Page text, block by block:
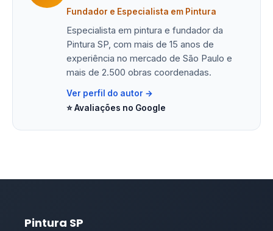
Fundador e Especialista em Pintura
Especialista em pintura e fundador da
Pintura SP, com mais de 15 anos de
experiência no mercado de São Paulo e
mais de 2.500 obras coordenadas.
Ver perfil do autor →
⭐ Avaliações no Google
Pintura SP